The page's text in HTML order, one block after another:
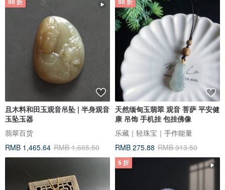
88 折
且木料和田玉观音吊坠 | 半身观音
玉坠玉器
翡翠百货
RMB 1,465.64 RMB 1,665.50
88 折
天然缅甸玉翡翠 观音 菩萨 平安健
康 吊饰 手机挂 包挂佛像
乐藏｜轻珠宝｜手作能量
RMB 275.88 RMB 313.50
6 折